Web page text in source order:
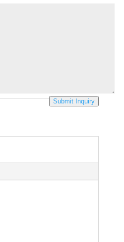
Submit Inquiry